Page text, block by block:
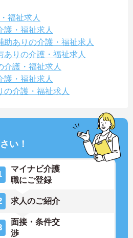
福祉求人
護・福祉求人
ありの介護・福祉求人
りの介護・福祉求人
介護・福祉求人
護・福祉求人
の介護・福祉求人
い！
マイナビ介護
職にご登録
求人のご紹介
面接・条件交
渉